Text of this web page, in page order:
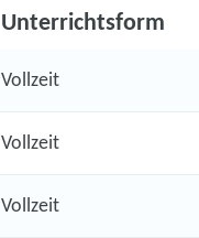
Unterrichtsform
Vollzeit
Vollzeit
Vollzeit